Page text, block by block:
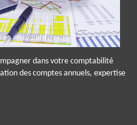
dans votre comptabilité
des comptes annuels, expertise